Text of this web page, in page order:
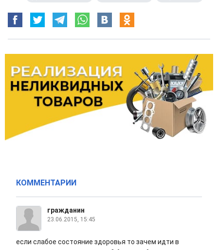
КОММЕНТАРИИ
гражданин
23.06.2015, 15:45
если слабое состояние здоровья то зачем идти в